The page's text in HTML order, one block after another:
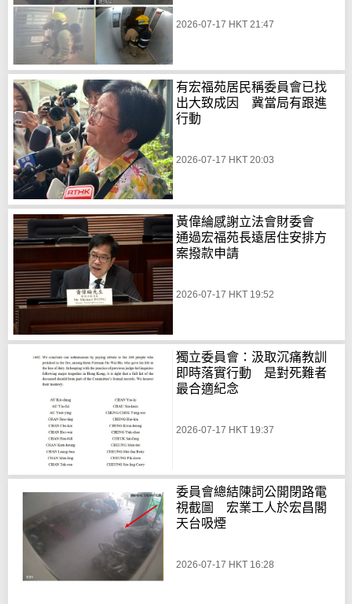
2026-07-17 HKT 21:47
有宏福苑居民稱委員會已找
出大致成因 冀當局有跟進
行動
2026-07-17 HKT 20:03
黃偉綸感謝立法會財委會
通過宏福苑長遠居住安排方
案撥款申請
2026-07-17 HKT 19:52
獨立委員會：汲取沉痛教訓
即時落實行動 是對死難者
最合適紀念
2026-07-17 HKT 19:37
委員會總結陳詞公開閉路電
視截圖 宏業工人於宏昌閣
天台吸煙
2026-07-17 HKT 16:28